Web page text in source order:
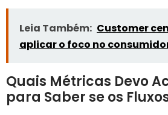
Leia Também: Customer
aplicar o foco no
Quais Métricas Devo
para Saber se os